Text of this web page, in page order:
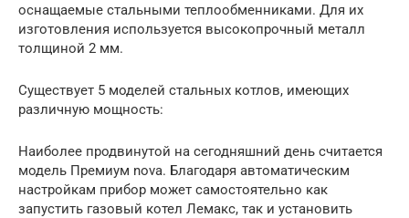
оснащаемые стальными теплообменниками. Для их
изготовления используется высокопрочный металл
толщиной 2 мм.
Существует 5 моделей стальных котлов, имеющих
различную мощность:
Наиболее продвинутой на сегодняшний день считается
модель Премиум nova. Благодаря автоматическим
настройкам прибор может самостоятельно как
запустить газовый котел Лемакс, так и установить